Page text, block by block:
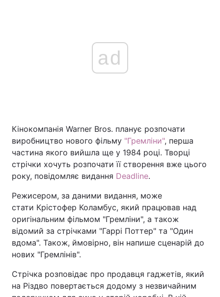
Головна Війна
Україна Політика
Економіка Світ
Техно і зв'язок Лайт
Зброя Інциденти
Здоров'я
Цікавинки Погода
ad
Кінокомпанія Warner Bros. планує розпочати
виробництво нового фільму "Гремліни", перша
частина якого вийшла ще у 1984 році. Творці
стрічки хочуть розпочати її створення вже цього
року, повідомляє видання Deadline.
Режисером, за даними видання, може
стати Крістофер Коламбус, який працював над
оригінальним фільмом "Гремліни", а також
відомий за стрічками "Гаррі Поттер" та "Один
вдома". Також, ймовірно, він напише сценарій до
нових "Гремлінів".
Стрічка розповідає про продавця гаджетів, який
на Різдво повертається додому з незвичайним